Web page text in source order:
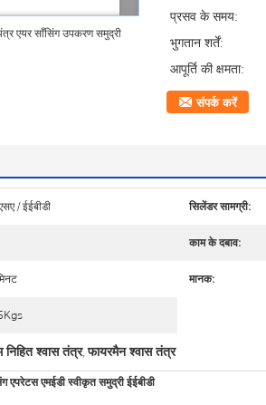
एयर साँसिंग उपकरण समुद्री
प्रसव के समय:
भुगतान शर्तें:
आपूर्ति की क्षमता:
संपर्क करें
/ ईईबीडी सिलेंडर सामग्री:
काम के दबाव:
मानक:
श्वास तंत्र,फायरमैन श्वास तंत्र
एमईडी स्वीकृत समुद्री ईईबीडी